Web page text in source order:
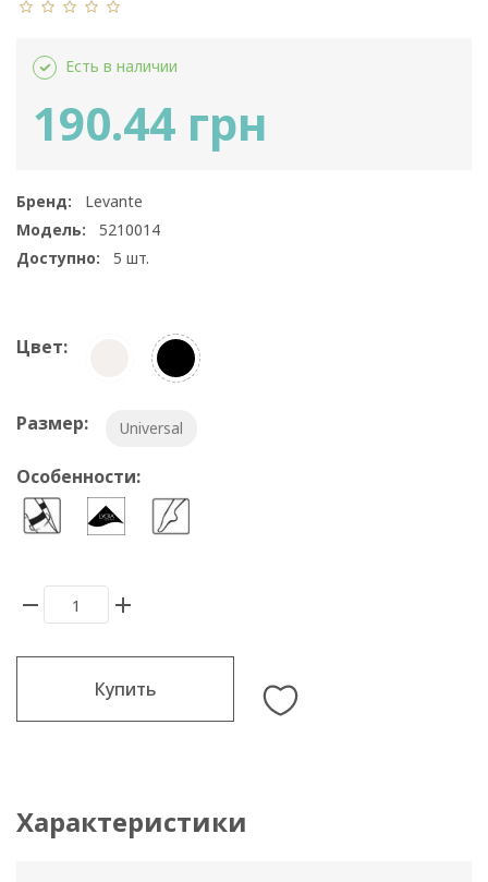
Есть в наличии
190.44 грн
Бренд:
Levante
Модель:
5210014
Доступно:
5 шт.
Цвет:
Размер: Universal
Особенности:
Купить
Характеристики